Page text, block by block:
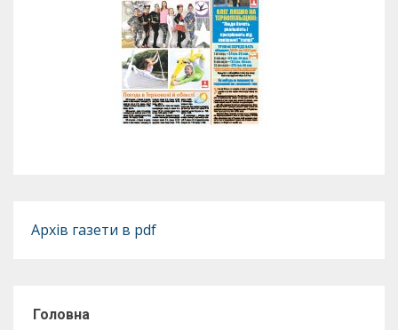
Архів газети в pdf
Головна